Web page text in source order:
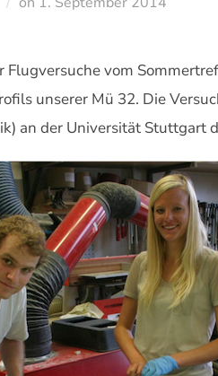
Flugversuche vom
unserer Mü 32. Die
an der Universität Stuttgart